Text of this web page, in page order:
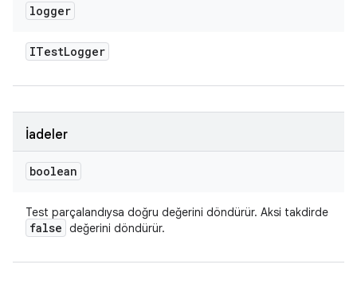
logger
ITestLogger
İadeler
boolean
Test parçalandıysa doğru değerini döndürür. Aksi takdirde
false değerini döndürür.